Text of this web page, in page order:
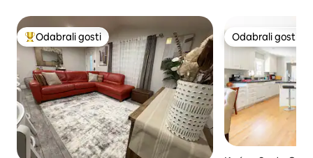
Među najviše rangiranima s oznakom „Odabrali gosti”
Odabrali gosti Odabrali gosti
Odabrali gosti